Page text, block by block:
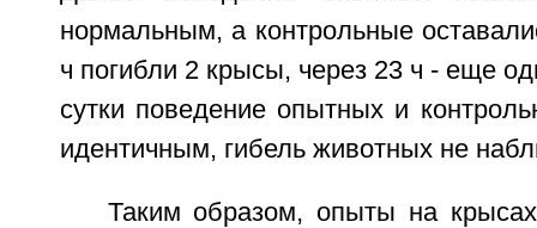
нормальным, а контрольные
ч погибли 2 крысы, через 23 ч - еще
сутки поведение опытных и
идентичным, гибель животных не
Таким образом, опыты на